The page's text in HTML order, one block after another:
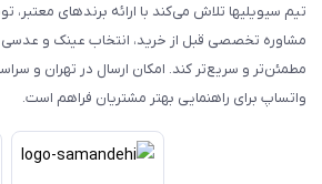
تیم سیویلیها تلاش می‌کند با ارائه برندهای
مشاوره تخصصی قبل از خرید، انتخاب عینک و عدسی را
مطمئن‌تر و سریع‌تر کند. امکان ارسال در تهران و
واتساپ برای راهنمایی بهتر مشتریان فراهم است.